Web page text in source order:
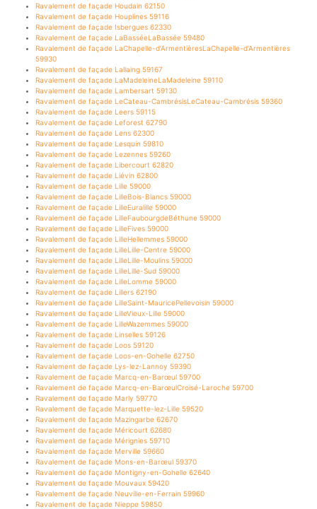
Ravalement de façade Houdain 62150
Ravalement de façade Houplines 59116
Ravalement de façade Isbergues 62330
Ravalement de façade LaBasséeLaBassée 59480
Ravalement de façade LaChapelle-d’ArmentièresLaChapelle-d’Armentières
59930
Ravalement de façade Lallaing 59167
Ravalement de façade LaMadeleineLaMadeleine 59110
Ravalement de façade Lambersart 59130
Ravalement de façade LeCateau-CambrésisLeCateau-Cambrésis 59360
Ravalement de façade Leers 59115
Ravalement de façade Leforest 62790
Ravalement de façade Lens 62300
Ravalement de façade Lesquin 59810
Ravalement de façade Lezennes 59260
Ravalement de façade Libercourt 62820
Ravalement de façade Liévin 62800
Ravalement de façade Lille 59000
Ravalement de façade LilleBois-Blancs 59000
Ravalement de façade LilleEuralille 59000
Ravalement de façade LilleFaubourgdeBéthune 59000
Ravalement de façade LilleFives 59000
Ravalement de façade LilleHellemmes 59000
Ravalement de façade LilleLille-Centre 59000
Ravalement de façade LilleLille-Moulins 59000
Ravalement de façade LilleLille-Sud 59000
Ravalement de façade LilleLomme 59000
Ravalement de façade Lillers 62190
Ravalement de façade LilleSaint-MauricePellevoisin 59000
Ravalement de façade LilleVieux-Lille 59000
Ravalement de façade LilleWazemmes 59000
Ravalement de façade Linselles 59126
Ravalement de façade Loos 59120
Ravalement de façade Loos-en-Gohelle 62750
Ravalement de façade Lys-lez-Lannoy 59390
Ravalement de façade Marcq-en-Barœul 59700
Ravalement de façade Marcq-en-BarœulCroisé-Laroche 59700
Ravalement de façade Marly 59770
Ravalement de façade Marquette-lez-Lille 59520
Ravalement de façade Mazingarbe 62670
Ravalement de façade Méricourt 62680
Ravalement de façade Mérignies 59710
Ravalement de façade Merville 59660
Ravalement de façade Mons-en-Barœul 59370
Ravalement de façade Montigny-en-Gohelle 62640
Ravalement de façade Mouvaux 59420
Ravalement de façade Neuville-en-Ferrain 59960
Ravalement de façade Nieppe 59850